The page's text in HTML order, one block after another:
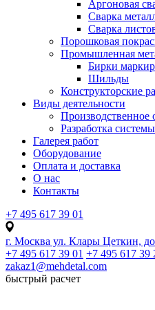
Аргоновая
Сварка
Сварка
Порошковая
Промышленная
Бирки
Шильды
Конструкторские
Виды деятельности
Производственное
Разработка
Галерея работ
Оборудование
Оплата и доставка
О нас
Контакты
+7 495 617 39 01
г. Москва ул. Клары Цеткин,
+7 495 617 39 01 +7 495 617 39
zakaz1@mehdetal.com
быстрый расчет